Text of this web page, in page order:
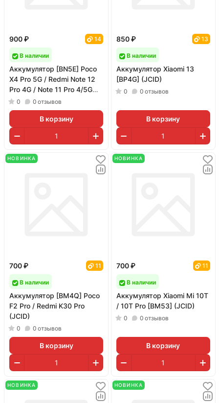
900 ₽ 14
В наличии
Аккумулятор [BN5E] Poco
X4 Pro 5G / Redmi Note 12
Pro 4G / Note 11 Pro 4/5G
(JCID)
0 0 отзывов
В корзину
850 ₽ 13
В наличии
Аккумулятор Xiaomi 13
[BP4G] (JCID)
0 0 отзывов
В корзину
НОВИНКА
700 ₽ 11
В наличии
Аккумулятор [BM4Q] Poco
F2 Pro / Redmi K30 Pro
(JCID)
0 0 отзывов
В корзину
НОВИНКА
700 ₽ 11
В наличии
Аккумулятор Xiaomi Mi 10T
/ 10T Pro [BM53] (JCID)
0 0 отзывов
В корзину
НОВИНКА НОВИНКА